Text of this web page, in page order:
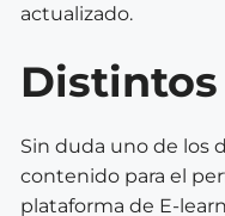
actualizado.
Sin duda uno de los
contenido para el
plataforma de E-